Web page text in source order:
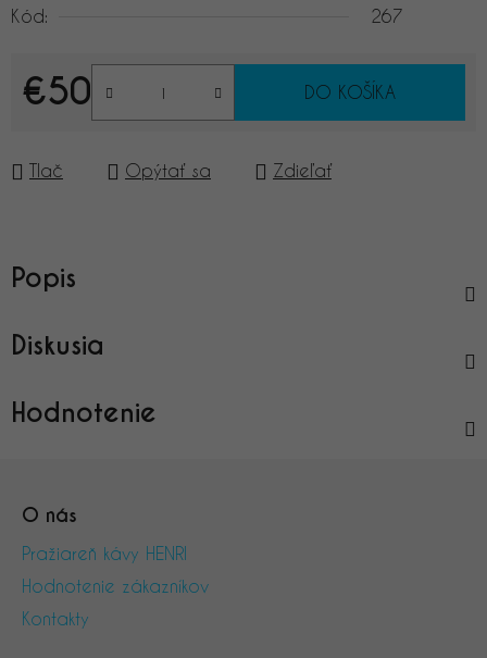
Kód:
267
€50
Jednotková cena:
DO KOŠÍKA
Tlač Opýtať sa Zdieľať
Popis
Diskusia
Hodnotenie
O nás
Pražiareň kávy HENRI
Hodnotenie zákazníkov
Kontakty